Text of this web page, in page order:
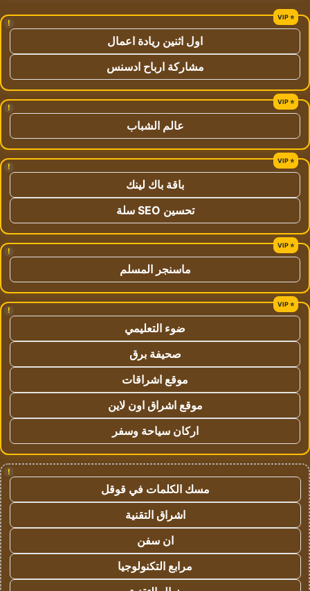
!
اول اثنين ريادة اعمال
مشاركة ارباح ادسنس
!
عالم الشباب
!
باقة باك لينك
تحسين SEO سلة
!
ماسنجر المسلم
!
ضوء التعليمي
صحيفة برق
موقع اشراقات
موقع اشراق اون لاين
اركان سياحة وسفر
!
مسك الكلمات في قوقل
اشراق التقنية
ان سفن
مرابع التكنولوجيا